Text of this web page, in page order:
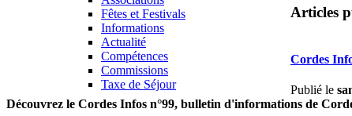
Fêtes et Festivals
Informations
Actualité
Compétences
Commissions
Taxe de Séjour
Articles
Cordes
Publié le
Découvrez le Cordes Infos n°99, bulletin d'informations de